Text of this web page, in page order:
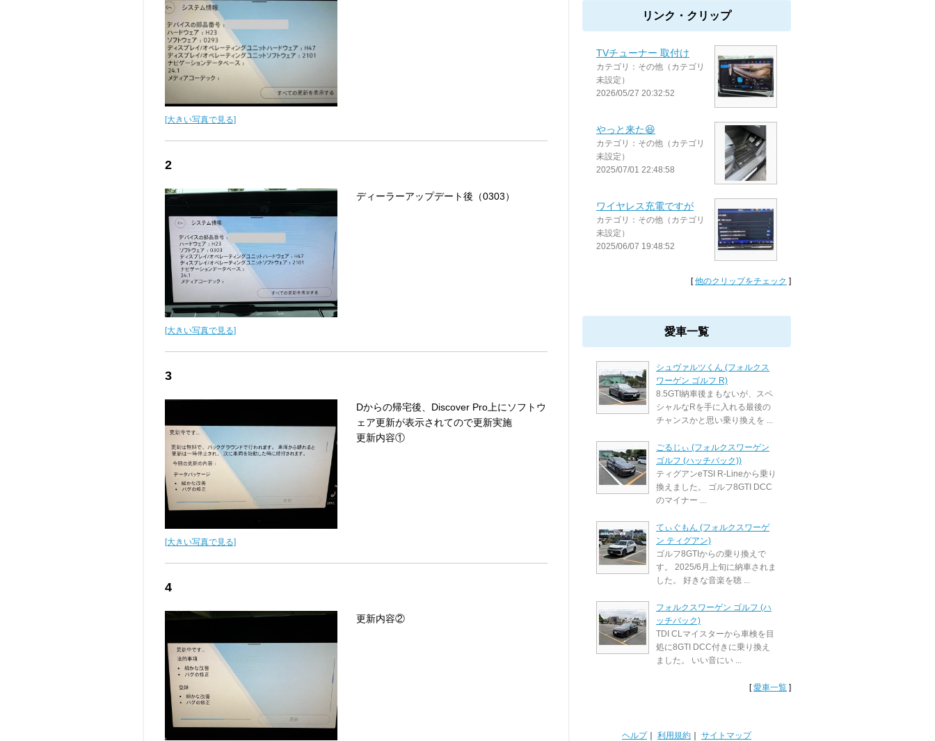
[大きい写真で見る]
2
[大きい写真で見る]
ディーラーアップデート後（0303）
3
[大きい写真で見る]
Dからの帰宅後、Discover Pro上にソフトウ
ェア更新が表示されてので更新実施
更新内容①
4
更新内容②
リンク・クリップ
TVチューナー 取付け
カテゴリ：その他（カテゴリ
未設定）
2026/05/27 20:32:52
やっと来た😆
カテゴリ：その他（カテゴリ
未設定）
2025/07/01 22:48:58
ワイヤレス充電ですが
カテゴリ：その他（カテゴリ
未設定）
2025/06/07 19:48:52
[他のクリップをチェック ]
愛車一覧
シュヴァルツくん (フォルクス
ワーゲン ゴルフ R)
8.5GTI納車後まもないが、スペ
シャルなRを手に入れる最後の
チャンスかと思い乗り換えを ...
ごるじぃ (フォルクスワーゲン
ゴルフ (ハッチバック))
ティグアンeTSI R-Lineから乗り
換えました。 ゴルフ8GTI DCC
のマイナー ...
てぃぐもん (フォルクスワーゲ
ン ティグアン)
ゴルフ8GTIからの乗り換えで
す。 2025/6月上旬に納車されま
した。 好きな音楽を聴 ...
フォルクスワーゲン ゴルフ (ハ
ッチバック)
TDI CLマイスターから車検を目
処に8GTI DCC付きに乗り換え
ました。 いい音にい ...
[愛車一覧 ]
ヘルプ｜ 利用規約 サイトマップ